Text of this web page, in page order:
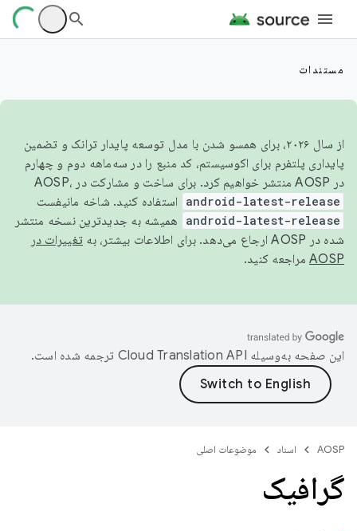
مستندات
از سال ۲۰۲۶، برای همسو شدن با مدل توسعه پایدار ترانک و تضمین
پایداری پلتفرم برای اکوسیستم، کد منبع را در سه‌ماهه دوم و چهارم
در AOSP منتشر خواهیم کرد. برای ساخت و مشارکت در AOSP،
android-latest-release استفاده کنید. شاخه مانیفست
android-latest-release
همیشه به جدیدترین نسخه منتشر
شده در AOSP ارجاع می‌دهد. برای اطلاعات بیشتر، به
تغییرات در
AOSP مراجعه کنید.
این صفحه به‌وسیله ترجمه شده است.
AOSP اسناد موضوعات اصلی
گرافیک